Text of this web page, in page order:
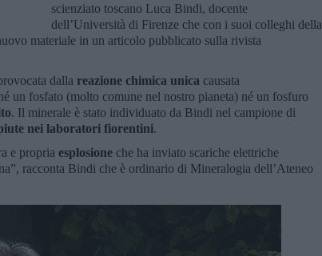
scienziato toscano Luca Bindi, docente
dell’Università di Firenze che con i suoi colleghi della
materiale in un articolo pubblicato sulla rivista
dalla reazione chimica unica causata
un fosfato (molto comune nel nostro pianeta) né un fosfuro
. Il minerale è stato individuato da Bindi nel campione di
nei laboratori fiorentini.
e propria esplosione che ha inviato scariche elettriche
racconta Bindi che è ordinario di Mineralogia dell’Ateneo